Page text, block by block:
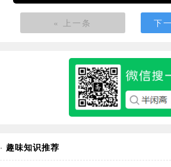
« 上一条 下
· 趣味知识推荐